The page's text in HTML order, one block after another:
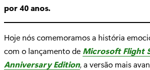
por 40 anos.
Hoje nós comemoramos a história
com o lançamento de Microsoft Flight
Anniversary Edition, a versão mais